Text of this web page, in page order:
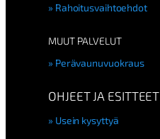
Rahoitusvaihtoehdot
MUUT PALVELUT
Perävaunuvuokraus
OHJEET JA ESITTEET
Usein kysyttyä